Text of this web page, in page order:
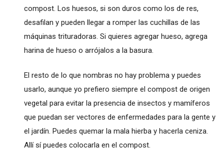
compost. Los huesos, si son duros como los de res,
desafilan y pueden llegar a romper las cuchillas de las
máquinas trituradoras. Si quieres agregar hueso, agrega
harina de hueso o arrójalos a la basura.
El resto de lo que nombras no hay problema y puedes
usarlo, aunque yo prefiero siempre el compost de origen
vegetal para evitar la presencia de insectos y mamíferos
que puedan ser vectores de enfermedades para la gente y
el jardín. Puedes quemar la mala hierba y hacerla ceniza.
Allí sí puedes colocarla en el compost.